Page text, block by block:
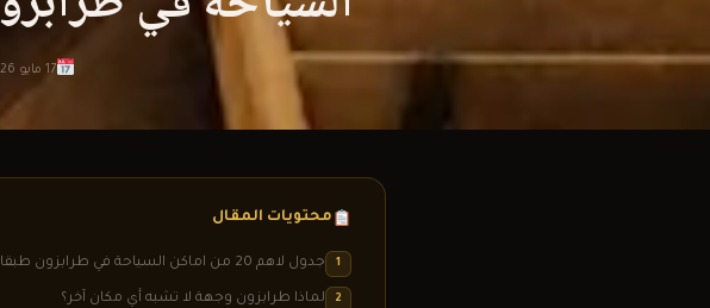
17 مايو 2026
محتويات المقال
1 جدول لاهم 20 من اماكن السياحة في طرابزون طبقا لتقييمات المسافرون العرب
2 لماذا طرابزون وجهة لا تشبه أي مكان آخر؟